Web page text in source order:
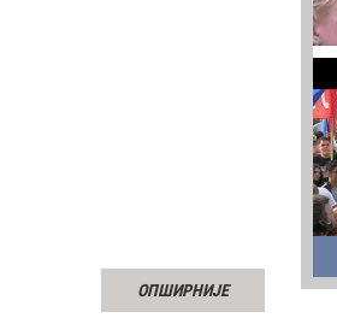
ОПШИРНИЈЕ